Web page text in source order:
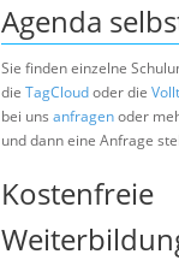
Agenda
Sie finden einzelne
die TagCloudoder die
bei uns anfragenoder
und dann eine Anfrage
Kostenfreie